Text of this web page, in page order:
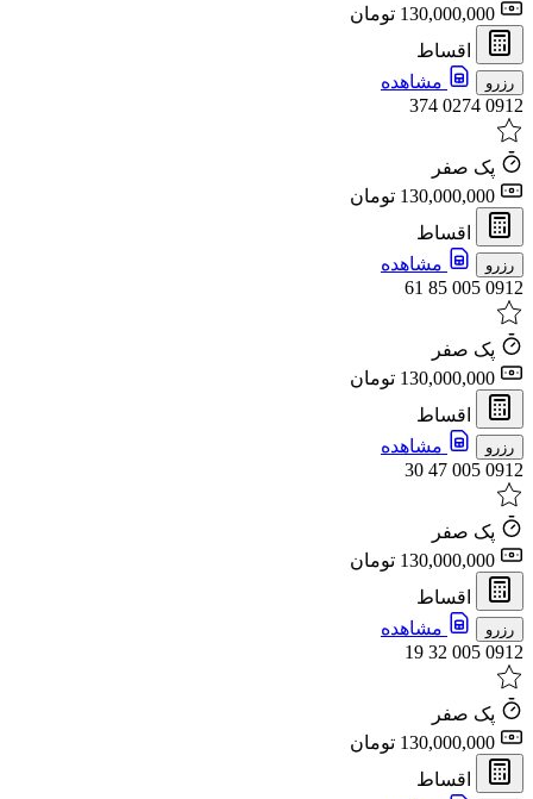
اقساط
رزرو
مشاهده
0912 0274 374
پک صفر
اقساط
رزرو
مشاهده
0912 005 85 61
پک صفر
اقساط
رزرو
مشاهده
0912 005 47 30
پک صفر
اقساط
رزرو
مشاهده
0912 005 32 19
پک صفر
اقساط